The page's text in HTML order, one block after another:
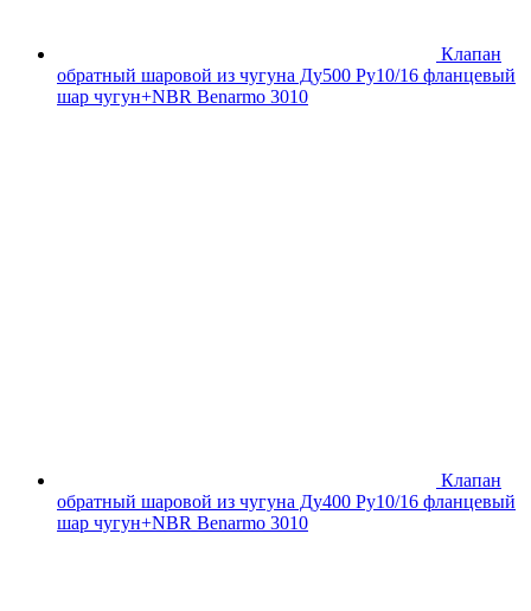
Клапан
обратный шаровой из чугуна Ду500 Ру10/16 фланцевый
шар чугун+NBR Benarmo 3010
Клапан
обратный шаровой из чугуна Ду400 Ру10/16 фланцевый
шар чугун+NBR Benarmo 3010